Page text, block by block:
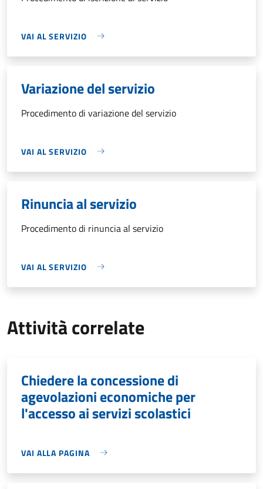
VAI AL SERVIZIO
Variazione del servizio
Procedimento di variazione del servizio
VAI AL SERVIZIO
Rinuncia al servizio
Procedimento di rinuncia al servizio
VAI AL SERVIZIO
Attività correlate
Chiedere la concessione di
agevolazioni economiche per
l'accesso ai servizi scolastici
VAI ALLA PAGINA